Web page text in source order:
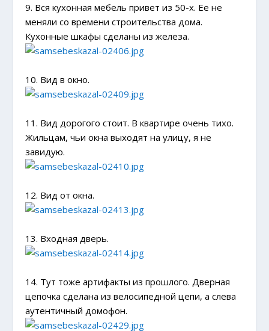
9. Вся кухонная мебель привет из 50-х. Ее не
меняли со времени строительства дома.
Кухонные шкафы сделаны из железа.
10. Вид в окно.
11. Вид дорогого стоит. В квартире очень тихо.
Жильцам, чьи окна выходят на улицу, я не
завидую.
12. Вид от окна.
13. Входная дверь.
14. Тут тоже артифакты из прошлого. Дверная
цепочка сделана из велосипедной цепи, а слева
аутентичный домофон.